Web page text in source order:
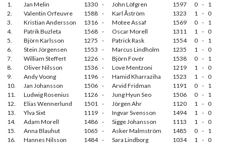
1. Jan Melin 1330 - John Löfgren 1597 0 - 1
2.
Valentin Orfeuvre 1588 - Karl Åström 1323 1 - 0
3.
Kristian Andersson 1316 - Motee Assaf 1569 0 - 1
4.
Patrik Buzleta 1568 - Oscar Morell 1311 1 - 0
5.
Björn Karlsson 1275 - Patrick Rask 1554 0 - 1
6.
Stein Jörgensen 1553 - Marcus Lindholm 1235 1 - 0
7.
William Steffert 1226 - Björn Fovér 1538 0 - 1
8.
Oliver Nilsson 1536 - Love Mentzoni 1219 1 - 0
9.
Andy Voong 1196 - Hamid Kharraziha 1523 1 - 0
10.
Jan Johansson 1506 - Arvid Fridman 1191 0 - 1
11.
Ludwig Rosenius 1126 - Jung Hyun Seo 1506 0 - 1
12.
Elias Wennerlund 1501 - Jörgen Ahr 1120 1 - 0
13.
Ylva Sixt 1119 - Ingvar Svensson 1494 1 - 0
14.
Adam Morell 1486 - Sigge Johansson 1113 1 - 0
15.
Anna Blauhut 1065 - Asker Malmström 1485 0 - 1
16.
Hannes Nilsson 1484 - Sara Lindborg 1034 1 - 0